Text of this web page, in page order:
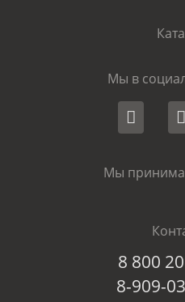
Мы в
Мы
8 800
8-909-